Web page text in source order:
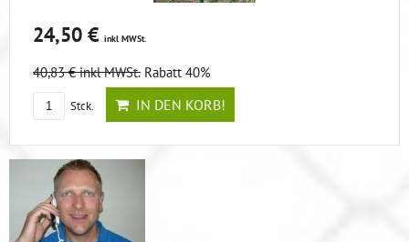
24,50 € inkl MWSt.
40,83 €inkl MWSt. Rabatt 40%
Stck. IN DEN KORB!